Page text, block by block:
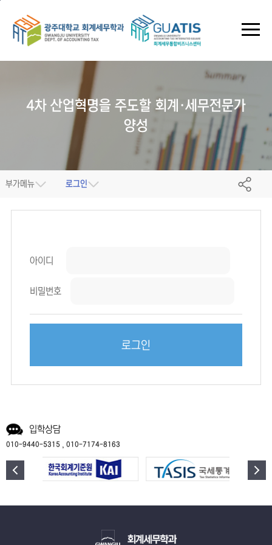
4차 산업혁명을 주도할 회계·세무전문가
양성
부가메뉴 로그인
아이디
비밀번호
로그인
입학상담
010-9440-5315 , 010-7174-8163